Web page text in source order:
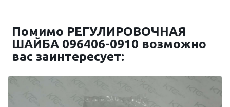
Помимо РЕГУЛИРОВОЧНАЯ
ШАЙБА 096406-0910 возможно
вас заинтересует: